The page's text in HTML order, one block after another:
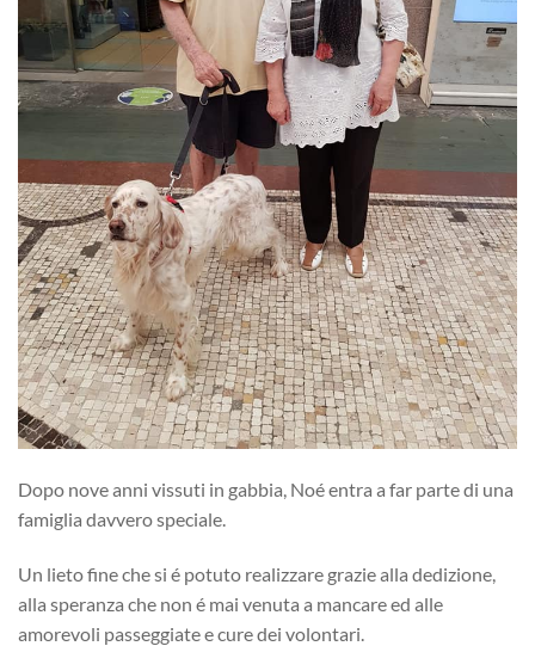
Dopo nove anni vissuti in gabbia, Noé entra a far parte di una
famiglia davvero speciale.
Un lieto fine che si é potuto realizzare grazie alla dedizione,
alla speranza che non é mai venuta a mancare ed alle
amorevoli passeggiate e cure dei volontari.